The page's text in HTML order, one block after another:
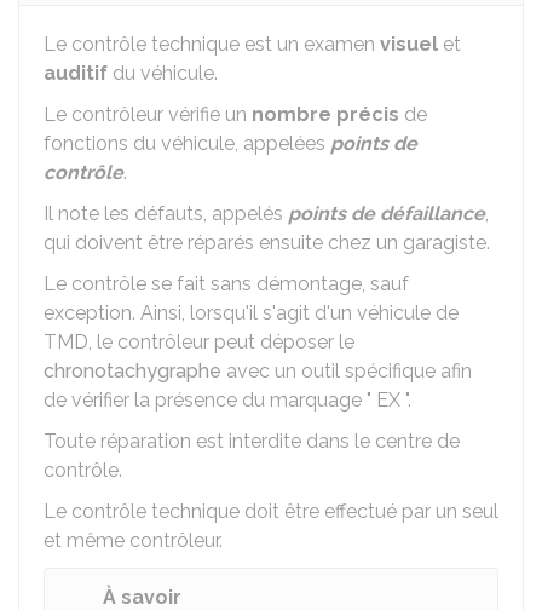
Le contrôle technique est un examen visuel et
auditif du véhicule.
Le contrôleur vérifie un nombre précis de
fonctions du véhicule, appelées points de
contrôle.
Il note les défauts, appelés points de défaillance,
qui doivent être réparés ensuite chez un garagiste.
Le contrôle se fait sans démontage, sauf
exception. Ainsi, lorsqu'il s'agit d'un véhicule de
TMD, le contrôleur peut déposer le
chronotachygraphe avec un outil spécifique afin
de vérifier la présence du marquage " EX ".
Toute réparation est interdite dans le centre de
contrôle.
Le contrôle technique doit être effectué par un seul
et même contrôleur.
À savoir